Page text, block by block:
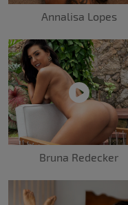
Annalisa Lopes
Bruna Redecker